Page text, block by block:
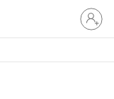
vous
à
compte